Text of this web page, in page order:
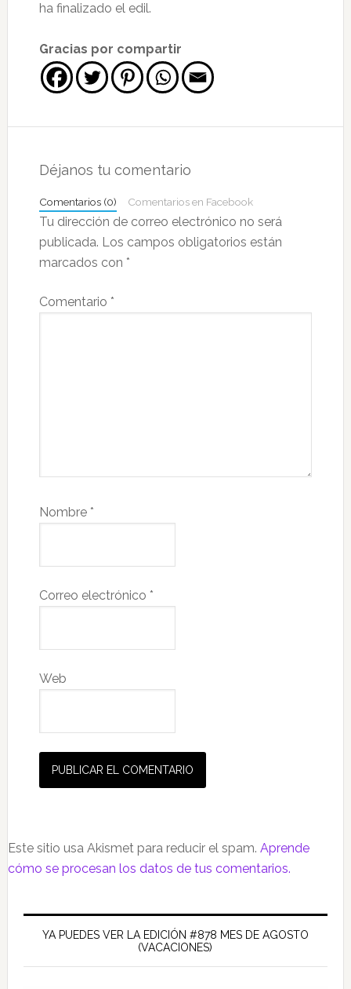
ha finalizado el edil.
Gracias por compartir
con
lectores
Déjanos tu comentario
Comentarios (0) Comentarios en Facebook
Tu dirección de correo electrónico no será
publicada. Los campos obligatorios están
marcados con *
Comentario *
Nombre *
Correo electrónico *
Web
Este sitio usa Akismet para reducir el spam. Aprende
cómo se procesan los datos de tus comentarios.
Barra
lateral
principal
YA PUEDES VER LA EDICIÓN #878 MES DE AGOSTO
(VACACIONES)